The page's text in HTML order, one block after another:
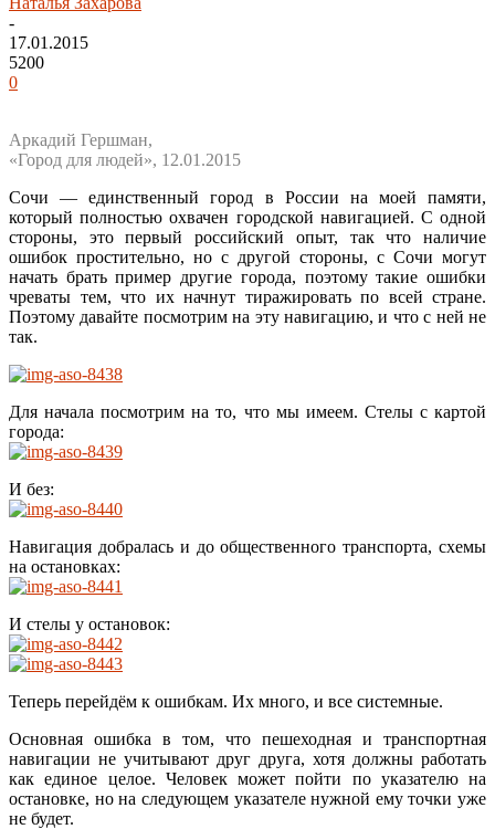
-
17.01.2015
5200
0
Аркадий Гершман,
«Город для людей», 12.01.2015
Сочи — единственный город в России на моей памяти,
который полностью охвачен городской навигацией. С одной
стороны, это первый российский опыт, так что наличие
ошибок простительно, но с другой стороны, с Сочи могут
начать брать пример другие города, поэтому такие ошибки
чреваты тем, что их начнут тиражировать по всей стране.
Поэтому давайте посмотрим на эту навигацию, и что с ней не
так.
Для начала посмотрим на то, что мы имеем. Стелы с картой
города:
И без:
Навигация добралась и до общественного транспорта, схемы
на остановках:
И стелы у остановок:
Теперь перейдём к ошибкам. Их много, и все системные.
Основная ошибка в том, что пешеходная и транспортная
навигации не учитывают друг друга, хотя должны работать
как единое целое. Человек может пойти по указателю на
остановке, но на следующем указателе нужной ему точки уже
не будет.